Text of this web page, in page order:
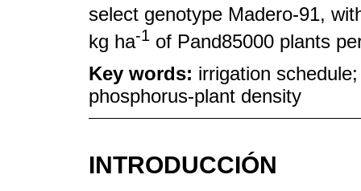
select genotype Madero-91,
kg ha-1 of Pand85000 plants
Key words: irrigation
phosphorus-plant density
INTRODUCCIÓN